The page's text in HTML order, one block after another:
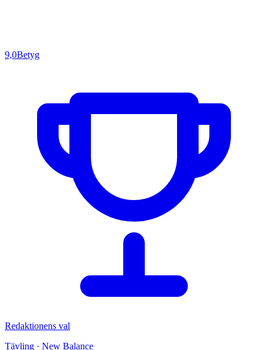
9,0Betyg
Redaktionens val
Tävling · New Balance